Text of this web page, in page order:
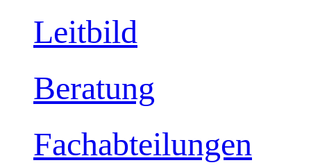
Leitbild
Beratung
Fachabteilungen